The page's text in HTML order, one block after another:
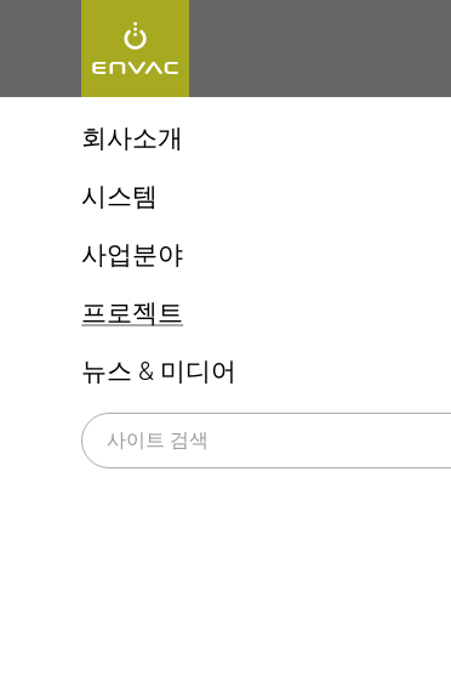
회사소개
엔백 ReFlow
엔백 UX 체험
시스템
상업용 키친시스템
의료 폐기물 시스템
사업분야
병원(Healthcare)
공항(Airports)
프로젝트
뉴스 & 미디어
Start >회사소개
엔백 프로젝